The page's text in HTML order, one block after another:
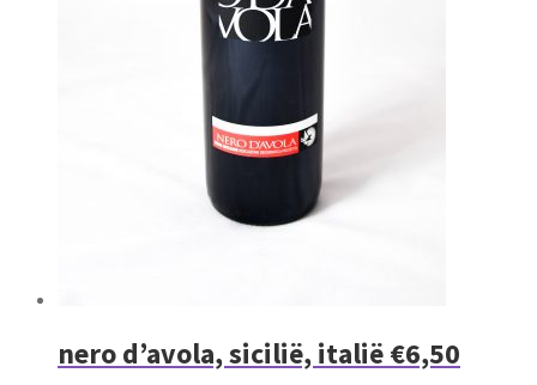
nero d’avola, sicilië, italië €6,50